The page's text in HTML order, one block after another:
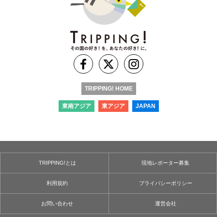
TRIPPING! HOME
東南アジア 東アジア JAPAN
TRIPPING!とは 現地レポーター募集
利用規約 プライバシーポリシー
お問い合わせ 運営会社